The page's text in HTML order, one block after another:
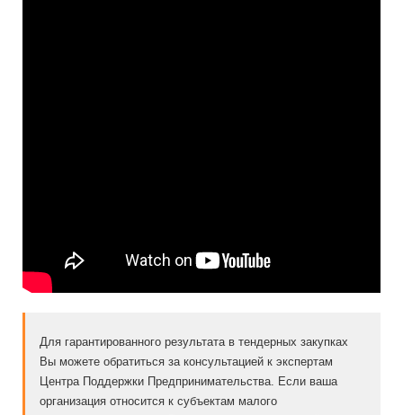
Для гарантированного результата в тендерных закупках
Вы можете обратиться за консультацией к экспертам
Центра Поддержки Предпринимательства. Если ваша
организация относится к субъектам малого